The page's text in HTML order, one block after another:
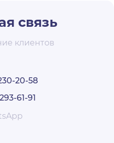
связь
клиентов
20-58
61-91